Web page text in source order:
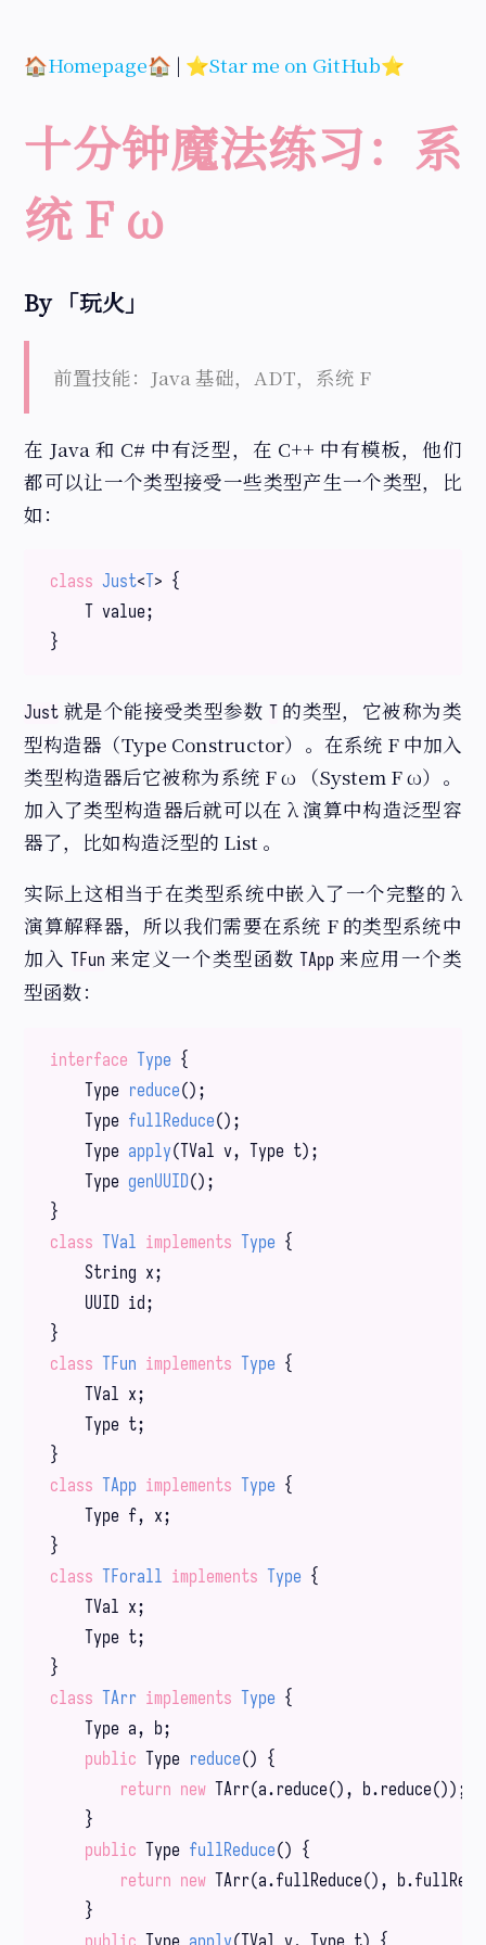
🏠Homepage🏠 | ⭐Star me on GitHub⭐
十分钟魔法练习：系
统 F ω
By 「玩火」
前置技能：Java 基础，ADT，系统 F
在 Java 和 C# 中有泛型，在 C++ 中有模板，他们
都可以让一个类型接受一些类型产生一个类型，比
如：
class Just<T> {
    T value;
Just 就是个能接受类型参数 T的类型，它被称为类
型构造器（Type Constructor）。在系统 F 中加入
类型构造器后它被称为系统 F ω （System F ω）。
加入了类型构造器后就可以在 λ 演算中构造泛型容
器了，比如构造泛型的 List 。
实际上这相当于在类型系统中嵌入了一个完整的 λ
演算解释器，所以我们需要在系统 F 的类型系统中
加入 TFun 来定义一个类型函数TApp 来应用一个类
型函数：
interface Type {
Type reduce() ;
Type fullReduce() ;
Type apply(TVal v, Type t) ;
Type genUUID() ;
class TVal implements Type {
    String x;
    UUID id;
class TFun implements Type {
    TVal x;
    Type t;
class TApp implements Type {
    Type f, x;
class TForall implements Type {
    TVal x;
    Type t;
class TArr implements Type {
    Type a, b;
public Type reduce() {
return new TArr(a.reduce(), b.reduce());
    }
public Type fullReduce() {
return new TArr(a.fullReduce(),
    }